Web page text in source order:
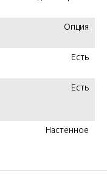
Опция
Есть
Есть
Настенное